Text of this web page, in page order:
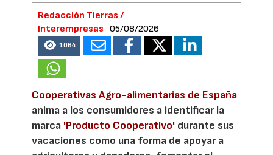
Redacción Tierras /
Interempresas
05/08/2026
1064
Cooperativas Agro-alimentarias de España
anima a los consumidores a identificar la
marca 'Producto Cooperativo' durante sus
vacaciones como una forma de apoyar a